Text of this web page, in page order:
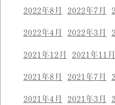
2022年8月 2022年7月
2022年4月 2022年3月
2021年12月 2021年11月
2021年8月 2021年7月
2021年4月 2021年3月